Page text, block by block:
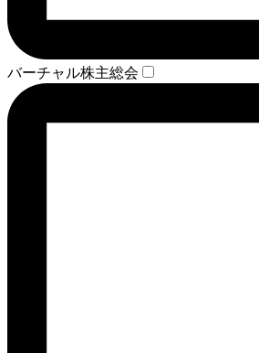
バーチャル株主総会